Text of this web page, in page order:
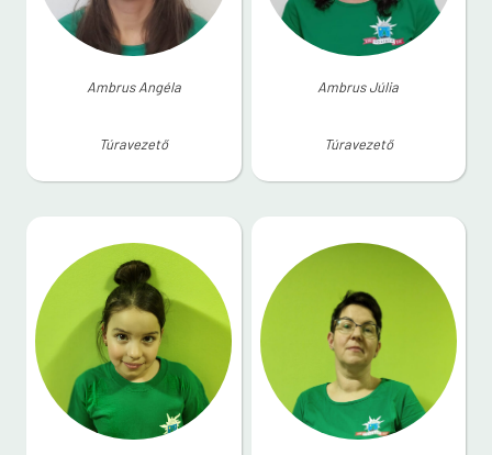
Ambrus Angéla
Túravezető
Ambrus Júlia
Túravezető